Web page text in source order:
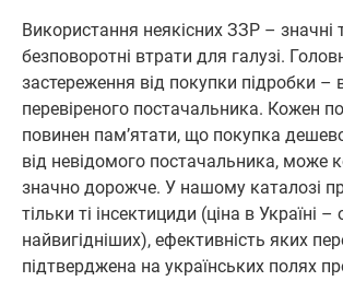
Використання неякісних ЗЗР – значні
безповоротні втрати для галузі.
застереження від покупки підробки –
перевіреного постачальника. Кожен
повинен пам’ятати, що покупка
від невідомого постачальника, може
значно дорожче. У нашому каталозі
тільки ті інсектициди (ціна в Україні –
найвигідніших), ефективність яких
підтверджена на українських полях